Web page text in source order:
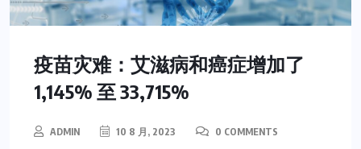
疫苗灾难：艾滋病和癌症增加了
1,145% 至 33,715%
ADMIN 10 8 月, 2023 0 COMMENTS